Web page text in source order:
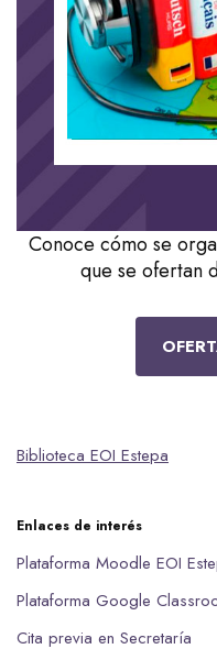
Conoce cómo se
que se ofertan
Biblioteca EOI Estepa
Enlaces de interés
Plataforma Moodle EOI
Plataforma Google
Cita previa en Secretaría